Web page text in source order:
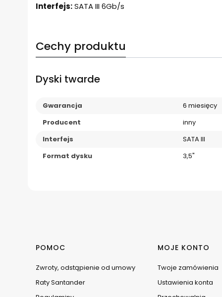
Interfejs:SATA III 6Gb/s
Cechy produktu
Dyski twarde
Gwarancja
6 miesięcy
Producent
inny
Interfejs
SATA III
Format dysku
3,5"
Linki w stopce
POMOC
Zwroty, odstąpienie od umowy
Raty Santander
MOJE KONTO
Twoje zamówienia
Ustawienia konta